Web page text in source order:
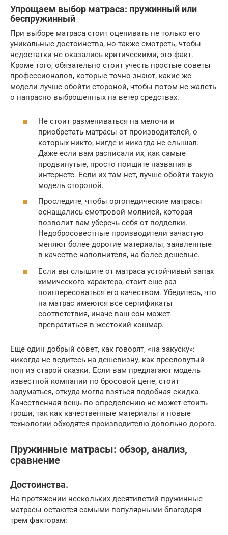
Упрощаем выбор матраса: пружинный или
беспружинный
При выборе матраса стоит оценивать не только его
уникальные достоинства, но также смотреть, чтобы
недостатки не оказались критическими, это факт.
Кроме того, обязательно стоит учесть простые советы
профессионалов, которые точно знают, какие же
модели лучше обойти стороной, чтобы потом не жалеть
о напрасно выброшенных на ветер средствах.
Не стоит размениваться на мелочи и
приобретать матрасы от производителей, о
которых никто, нигде и никогда не слышал.
Даже если вам расписали их, как самые
продвинутые, просто поищите названия в
интернете. Если их там нет, лучше обойти такую
модель стороной.
Проследите, чтобы ортопедические матрасы
оснащались смотровой молнией, которая
позволит вам уберечь себя от подделки.
Недобросовестные производители зачастую
меняют более дорогие материалы, заявленные
в качестве наполнителя, на более дешевые.
Если вы слышите от матраса устойчивый запах
химического характера, стоит еще раз
поинтересоваться его качеством. Убедитесь, что
на матрас имеются все сертификаты
соответствия, иначе ваш сон может
превратиться в жестокий кошмар.
Еще один добрый совет, как говорят, «на закуску»:
никогда не ведитесь на дешевизну, как пресловутый
поп из старой сказки. Если вам предлагают модель
известной компании по бросовой цене, стоит
задуматься, откуда могла взяться подобная скидка.
Качественная вещь по определению не может стоить
гроши, так как качественные материалы и новые
технологии обходятся производителю довольно дорого.
Пружинные матрасы: обзор, анализ,
сравнение
Достоинства.
На протяжении нескольких десятилетий пружинные
матрасы остаются самыми популярными благодаря
трем факторам: